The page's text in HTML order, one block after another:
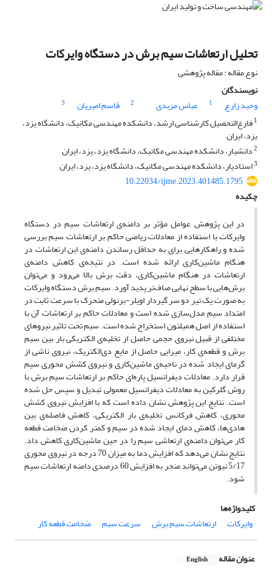
تحلیل ارتعاشات سیم برش در دستگاه وایرکات
نوع مقاله : مقاله پژوهشی
نویسندگان
وحید زارع
1 عباس مزیدی 2 قاسم امیریان
3
1فارغ‌التحصیل کارشناسی ارشد، دانشکده مهندسی مکانیک، دانشگاه یزد،
یزد، ایران
2دانشیار، دانشکده مهندسی مکانیک، دانشگاه یزد، یزد، ایران
3استادیار، دانشکده مهندسی مکانیک، دانشگاه یزد، یزد، ایران
10.22034/ijme.2023.401485.1795
چکیده
در این پژوهش عوامل مؤثر بر دامنه‌ی ارتعاشات سیم در دستگاه
وایرکات با استفاده از معادلات ریاضی حاکم بر ارتعاشات سیم بررسی
شده و راهکارهایی برای به حداقل رساندن دامنه‌ی این ارتعاشات در
هنگام ماشین‌کاری ارائه شده است. در نتیجه‌ی کاهش دامنه‌ی
ارتعاشات در هنگام ماشین‌کاری، دقت برش بالا می‌رود و می‌توان
برش‌هایی با سطح نهایی صاف‌تر پدید آورد. سیم برش دستگاه وایرکات
به صورت یک تیر دو سر گیردار اویلر-برنولی متحرک با سرعت ثابت در
امتداد سیم مدل‌سازی شده است و معادلات حاکم بر ارتعاشات آن با
استفاده از اصل همیلتون استخراج شده است. سیم تحت تاثیر نیروهای
مختلفی از قبیل نیروی حجمی حاصل از تخلیه‌ی الکتریکی بار بین سیم
برش و قطعه‌ی کار، میرایی حاصل از مایع دی‌الکتریک، نیروی ناشی از
گرمای ایجاد شده در ناحیه‌ی ماشین‌کاری و نیروی کشش محوری سیم
قرار دارد. معادلات دیفرانسیل پاره‌ای حاکم بر ارتعاشات سیم برش با
روش گلرکین به معادلات دیفرانسیل معمولی تبدیل و سپس حل شده
است. نتایج این پژوهش نشان داده است که با افزایش نیروی کشش
محوری، کاهش فرکانس تخلیه‌ی بار الکتریکی، کاهش فاصله‌ی بین
هادی‌ها، کاهش دمای ایجاد شده در سیم و کمتر کردن ضخامت قطعه
کار می‌توان دامنه‌ی ارتعاشی سیم را در حین ماشین‌کاری کاهش داد.
نتایج نشان می‌دهد که افزایش دما به میزان 70 درجه در نیروی محوری
5/17 نیوتن می‌تواند منجر به افزایش 60 درصدی دامنه ارتعاشات سیم
شود.
کلیدواژه‌ها
وایرکات
ارتعاشات سیم برش سرعت سیم ضخامت قطعه کار
عنوان مقاله English